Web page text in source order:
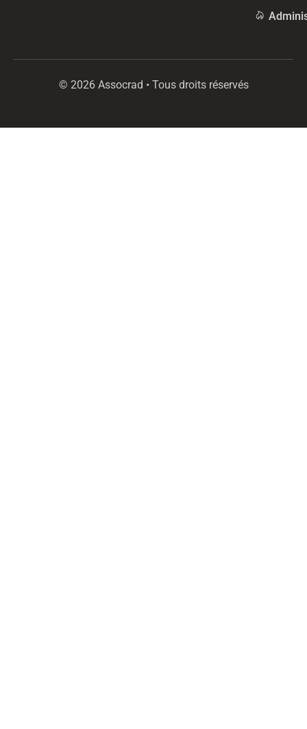
© 2026 Assocrad • Tous droits réservés